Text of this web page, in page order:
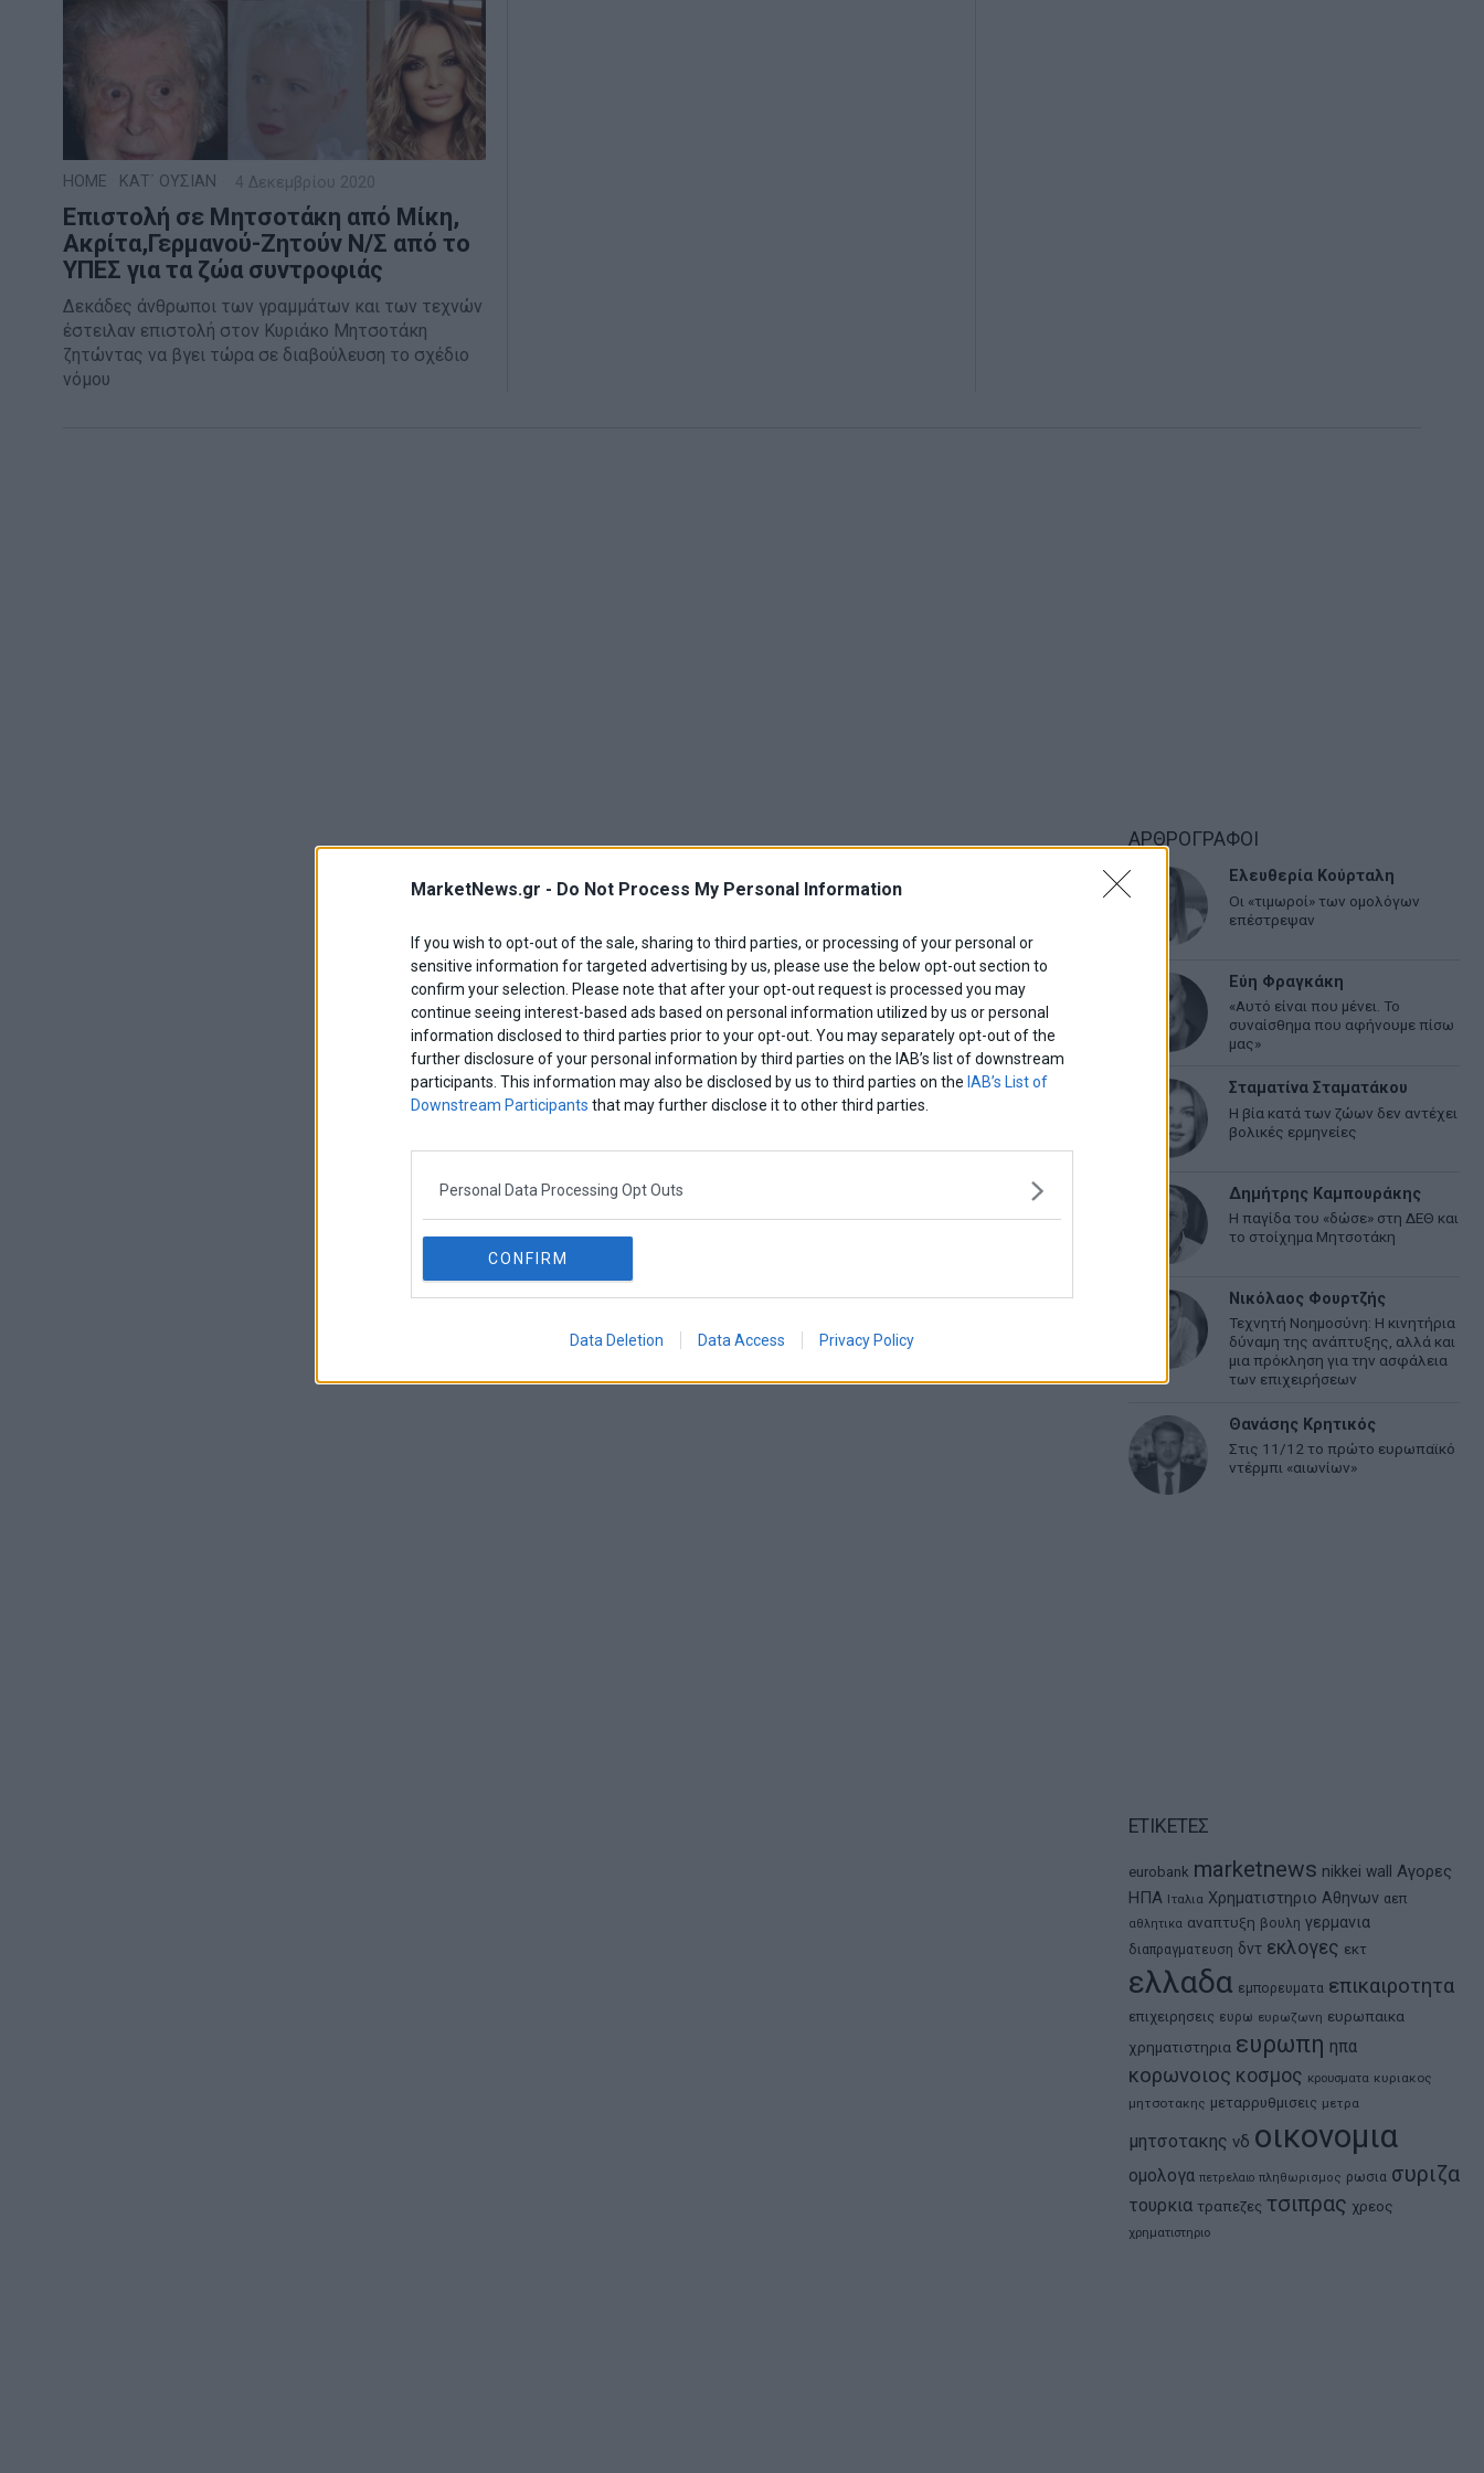
MarketNews.gr - Do Not Process My Personal Information
If you wish to opt-out of the sale, sharing to third parties, or processing of your personal or
sensitive information for targeted advertising by us, please use the below opt-out section to
confirm your selection. Please note that after your opt-out request is processed you may
continue seeing interest-based ads based on personal information utilized by us or personal
information disclosed to third parties prior to your opt-out. You may separately opt-out of the
further disclosure of your personal information by third parties on the IAB’s list of downstream
participants. This information may also be disclosed by us to third parties on the IAB’s List of
Downstream Participants that may further disclose it to other third parties.
Personal Data Processing Opt Outs
CONFIRM
Data Deletion Data Access Privacy Policy
HOME ΚΑΤ΄ ΟΥΣΙΑΝ 4 Δεκεμβρίου 2020
Επιστολή σε Μητσοτάκη από Μίκη,
Ακρίτα,Γερμανού-Ζητούν Ν/Σ από το
ΥΠΕΣ για τα ζώα συντροφιάς
Δεκάδες άνθρωποι των γραμμάτων και των τεχνών
έστειλαν επιστολή στον Κυριάκο Μητσοτάκη
ζητώντας να βγει τώρα σε διαβούλευση το σχέδιο
νόμου
ΑΡΘΡΟΓΡΑΦΟΙ
Ελευθερία Κούρταλη
Οι «τιμωροί» των ομολόγων
επέστρεψαν
Εύη Φραγκάκη
«Αυτό είναι που μένει. Το
συναίσθημα που αφήνουμε πίσω
μας»
Σταματίνα Σταματάκου
Η βία κατά των ζώων δεν αντέχει
βολικές ερμηνείες
Δημήτρης Καμπουράκης
Η παγίδα του «δώσε» στη ΔΕΘ και
το στοίχημα Μητσοτάκη
Νικόλαος Φουρτζής
Τεχνητή Νοημοσύνη: Η κινητήρια
δύναμη της ανάπτυξης, αλλά και
μια πρόκληση για την ασφάλεια
των επιχειρήσεων
Θανάσης Κρητικός
Στις 11/12 το πρώτο ευρωπαϊκό
ντέρμπι «αιωνίων»
ΕΤΙΚΕΤΕΣ
eurobank marketnews nikkei wall
Αγορες
ΗΠΑ Ιταλια Χρηματιστηριο Αθηνων αεπ
αθλητικα αναπτυξη βουλη γερμανια
διαπραγματευση δντ εκλογες εκτ
ελλαδα εμπορευματα επικαιροτητα
επιχειρησεις ευρω ευρωζωνη ευρωπαικα
χρηματιστηρια ευρωπη ηπα
κορωνοιος κοσμος κρουσματα κυριακος
μητσοτακης μεταρρυθμισεις μετρα
μητσοτακης νδ οικονομια
ομολογα πετρελαιο πληθωρισμος ρωσια συριζα
τουρκια τραπεζες τσιπρας χρεος
χρηματιστηριο